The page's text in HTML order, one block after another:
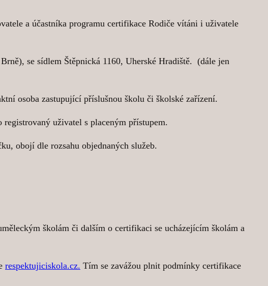
a účastníka programu certifikace Rodiče vítáni i uživatele
se sídlem Štěpnická 1160, Uherské Hradiště. (dále jen
osoba zastupující příslušnou školu či školské zařízení.
uživatel s placeným přístupem.
obojí dle rozsahu objednaných služeb.
školám či dalším o certifikaci se ucházejícím školám a
respektujiciskola.cz. Tím se zavážou plnit podmínky certifikace